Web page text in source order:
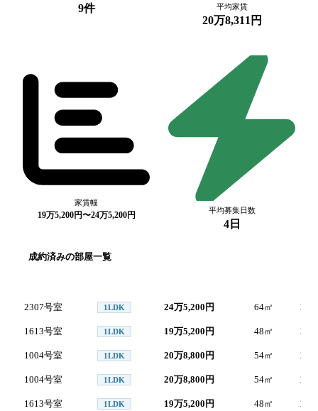
9件 平均家賃
20万8,311円
家賃幅
19万5,200円〜24万5,200円
平均募集日数
4日
成約済みの部屋一覧
2307号室 1LDK 24万5,200円 64㎡
1613号室 1LDK 19万5,200円 48 ㎡
1004号室 1LDK 20万8,800円 54㎡
1004号室 1LDK 20万8,800円 54㎡
1613号室 1LDK 19万5,200円 48 ㎡